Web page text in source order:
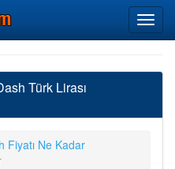
Türk Lirası
Fiyatı Ne Kadar